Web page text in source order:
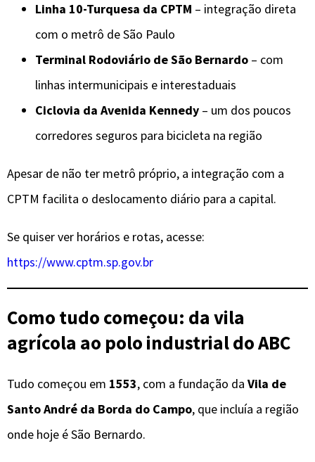
Linha 10-Turquesa da CPTM – integração direta
com o metrô de São Paulo
Terminal Rodoviário de São Bernardo – com
linhas intermunicipais e interestaduais
Ciclovia da Avenida Kennedy – um dos poucos
corredores seguros para bicicleta na região
Apesar de não ter metrô próprio, a integração com a
CPTM facilita o deslocamento diário para a capital.
Se quiser ver horários e rotas, acesse:
https://www.cptm.sp.gov.br
Como tudo começou: da vila
agrícola ao polo industrial do ABC
Tudo começou em 1553, com a fundação da Vila de
Santo André da Borda do Campo, que incluía a região
onde hoje é São Bernardo.